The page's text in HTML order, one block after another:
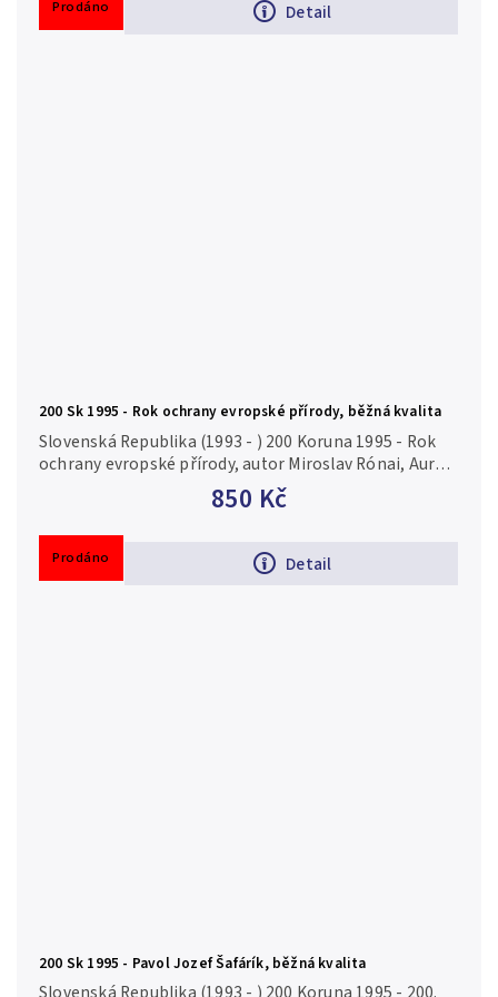
Detail
Prodáno
200 Sk 1995 - Rok ochrany evropské přírody, běžná kvalita
850 Kč
Detail
Slovenská Republika (1993 - ) 200 Koruna 1995 - Rok
ochrany evropské přírody, autor Miroslav Rónai, Aurea
S 20, běžná kvalita Ag 0,750, 34 mm (20 g), raženo 16
Prodáno
200 Sk 1995 - Pavol Jozef Šafárík, běžná kvalita